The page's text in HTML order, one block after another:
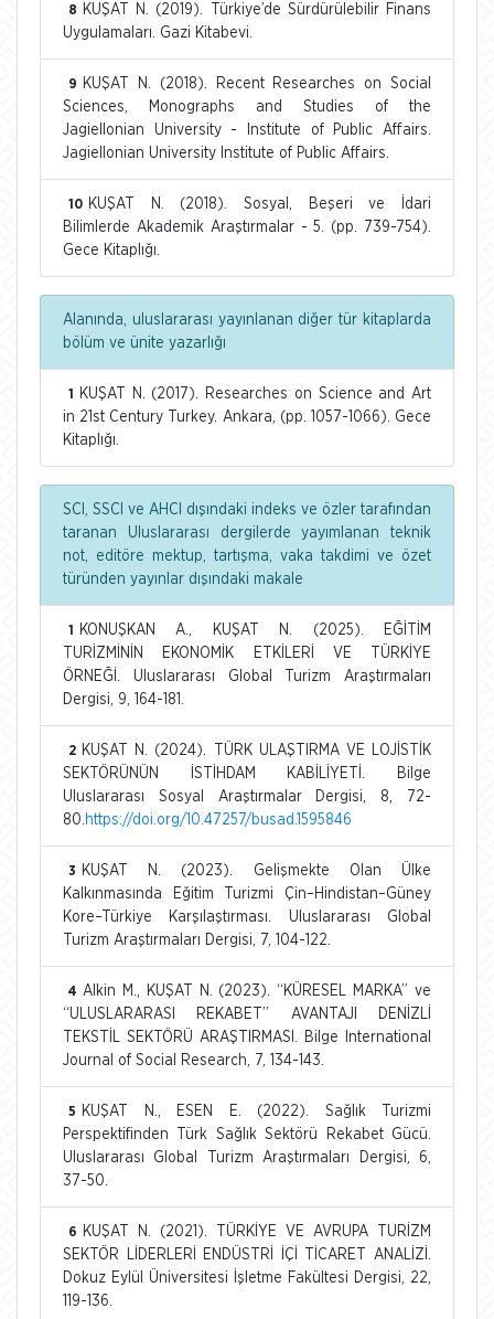
8
KUŞAT N. (2019). Türkiye’de Sürdürülebilir Finans
Uygulamaları. Gazi Kitabevi.
9
KUŞAT N. (2018). Recent Researches on Social
Sciences, Monographs and Studies of the
Jagiellonian University - Institute of Public Affairs.
Jagiellonian University Institute of Public Affairs.
10 KUŞAT N. (2018). Sosyal, Beşeri ve İdari
Bilimlerde Akademik Araştırmalar - 5. (pp. 739-754).
Gece Kitaplığı.
Alanında, uluslararası yayınlanan diğer tür kitaplarda
bölüm ve ünite yazarlığı
1
KUŞAT N. (2017). Researches on Science and Art
in 21st Century Turkey. Ankara, (pp. 1057-1066). Gece
Kitaplığı.
SCI, SSCI ve AHCI dışındaki indeks ve özler tarafından
taranan Uluslararası dergilerde yayımlanan teknik
not, editöre mektup, tartışma, vaka takdimi ve özet
türünden yayınlar dışındaki makale
1
KONUŞKAN A., KUŞAT N. (2025). EĞİTİM
TURİZMİNİN EKONOMİK ETKİLERİ VE TÜRKİYE
ÖRNEĞİ. Uluslararası Global Turizm Araştırmaları
Dergisi, 9, 164-181.
2 KUŞAT N. (2024). TÜRK ULAŞTIRMA VE LOJİSTİK
SEKTÖRÜNÜN İSTİHDAM KABİLİYETİ. Bilge
Uluslararası Sosyal Araştırmalar Dergisi, 8, 72-
80. https://doi.org/10.47257/busad.1595846
3
KUŞAT N. (2023). Gelişmekte Olan Ülke
Kalkınmasında Eğitim Turizmi Çin–Hindistan–Güney
Kore–Türkiye Karşılaştırması. Uluslararası Global
Turizm Araştırmaları Dergisi, 7, 104-122.
4 Alkin M., KUŞAT N. (2023). “KÜRESEL MARKA” ve
“ULUSLARARASI REKABET” AVANTAJI DENİZLİ
TEKSTİL SEKTÖRÜ ARAŞTIRMASI. Bilge International
Journal of Social Research, 7, 134-143.
5
KUŞAT N., ESEN E. (2022). Sağlık Turizmi
Perspektifinden Türk Sağlık Sektörü Rekabet Gücü.
Uluslararası Global Turizm Araştırmaları Dergisi, 6,
37-50.
6
KUŞAT N. (2021). TÜRKİYE VE AVRUPA TURİZM
SEKTÖR LİDERLERİ ENDÜSTRİ İÇİ TİCARET ANALİZİ.
Dokuz Eylül Üniversitesi İşletme Fakültesi Dergisi, 22,
119-136.